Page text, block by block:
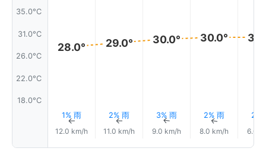
35.0°C
31.0°C
26.0°C
22.0°C
18.0°C
28.0°
1% 雨
↑
12.0 km/h
29.0°
2% 雨
↑
11.0 km/h
30.0°
3% 雨
↑
9.0 km/h
30.0°
2% 雨
↑
8.0 km/h
2%
6.0